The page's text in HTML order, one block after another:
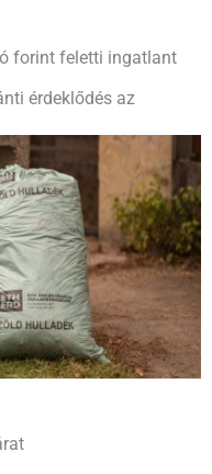
forint feletti ingatlant
érdeklődés az